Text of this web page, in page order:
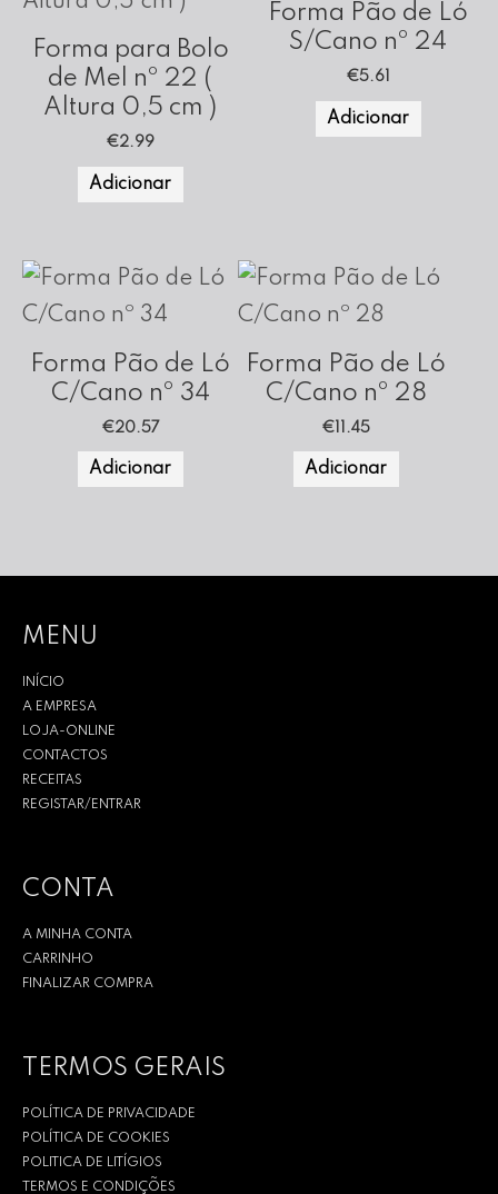
Forma para Bolo
de Mel nº 22 (
Altura 0,5 cm )
€2.99
Adicionar
Forma Pão de Ló
S/Cano nº 24
€5.61
Adicionar
Forma Pão de Ló
C/Cano nº 34
€20.57
Adicionar
Forma Pão de Ló
C/Cano nº 28
€ 11.45
Adicionar
MENU
INÍCIO
A EMPRESA
LOJA-ONLINE
CONTACTOS
RECEITAS
REGISTAR/ENTRAR
CONTA
A MINHA CONTA
CARRINHO
FINALIZAR COMPRA
TERMOS GERAIS
POLÍTICA DE PRIVACIDADE
POLÍTICA DE COOKIES
POLITICA DE LITÍGIOS
TERMOS E CONDIÇÕES